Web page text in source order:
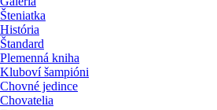
Šteniatka
História
Štandard
Plemenná kniha
Kluboví šampióni
Chovné jedince
Chovatelia